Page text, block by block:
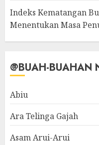
Indeks Kematangan
Menentukan Masa
@BUAH-BUAHAN
Abiu
Ara Telinga Gajah
Asam Arui-Arui